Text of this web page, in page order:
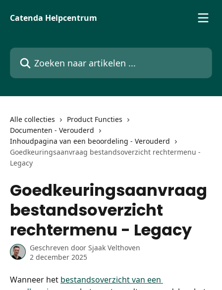
Catenda Helpcentrum
Zoeken naar artikelen ...
Alle collecties
Product Functies
Documenten - Verouderd
Inhoudpagina van een beoordeling - Verouderd
Goedkeuringsaanvraag bestandsoverzicht rechtermenu -
Legacy
Goedkeuringsaanvraag
bestandsoverzicht
rechtermenu - Legacy
Geschreven door Sjaak Velthoven
2 december 2025
Wanneer het bestandsoverzicht van een